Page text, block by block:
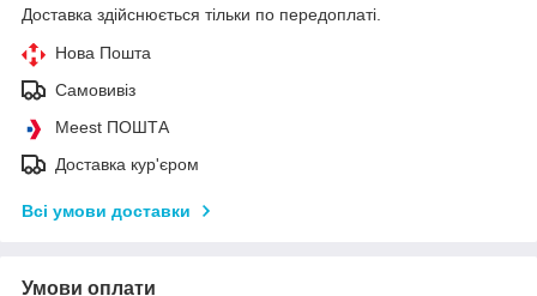
Доставка здійснюється тільки по передоплаті.
Нова Пошта
Самовивіз
Meest ПОШТА
Доставка кур'єром
Всі умови доставки
Умови оплати